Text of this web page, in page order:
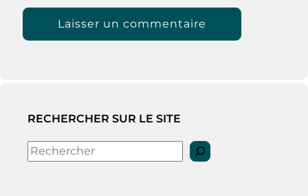
RECHERCHER SUR LE SITE
Rechercher